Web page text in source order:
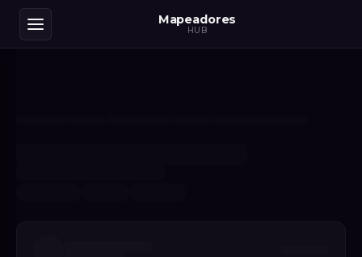
Mapeadores
HUB